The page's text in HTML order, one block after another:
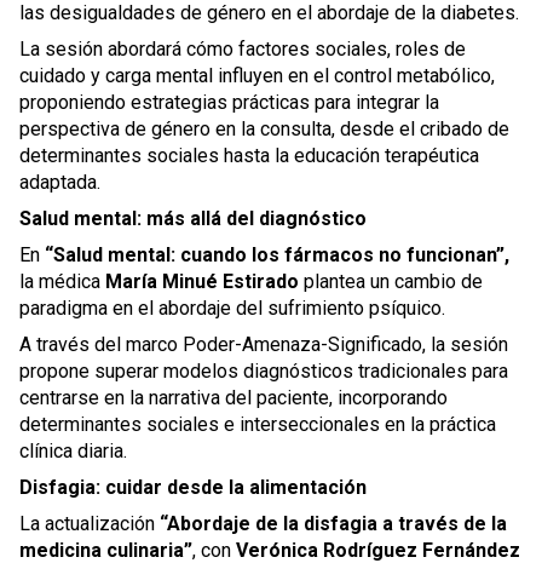
las desigualdades de género en el abordaje de la diabetes.
La sesión abordará cómo factores sociales, roles de
cuidado y carga mental influyen en el control metabólico,
proponiendo estrategias prácticas para integrar la
perspectiva de género en la consulta, desde el cribado de
determinantes sociales hasta la educación terapéutica
adaptada.
Salud mental: más allá del diagnóstico
En “Salud mental: cuando los fármacos no funcionan”,
la médica María Minué Estirado plantea un cambio de
paradigma en el abordaje del sufrimiento psíquico.
A través del marco Poder-Amenaza-Significado, la sesión
propone superar modelos diagnósticos tradicionales para
centrarse en la narrativa del paciente, incorporando
determinantes sociales e interseccionales en la práctica
clínica diaria.
Disfagia: cuidar desde la alimentación
La actualización “Abordaje de la disfagia a través de la
medicina culinaria”, con Verónica Rodríguez Fernández